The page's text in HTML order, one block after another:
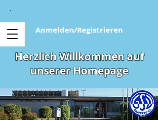
Anmelden/Registrieren
Herzlich Willkommen auf
unserer Homepage